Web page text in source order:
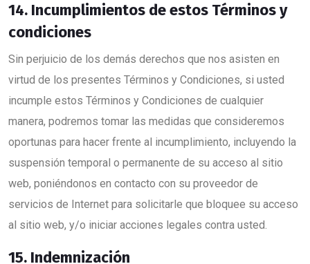
14. Incumplimientos de estos Términos y
condiciones
Sin perjuicio de los demás derechos que nos asisten en
virtud de los presentes Términos y Condiciones, si usted
incumple estos Términos y Condiciones de cualquier
manera, podremos tomar las medidas que consideremos
oportunas para hacer frente al incumplimiento, incluyendo la
suspensión temporal o permanente de su acceso al sitio
web, poniéndonos en contacto con su proveedor de
servicios de Internet para solicitarle que bloquee su acceso
al sitio web, y/o iniciar acciones legales contra usted.
15. Indemnización